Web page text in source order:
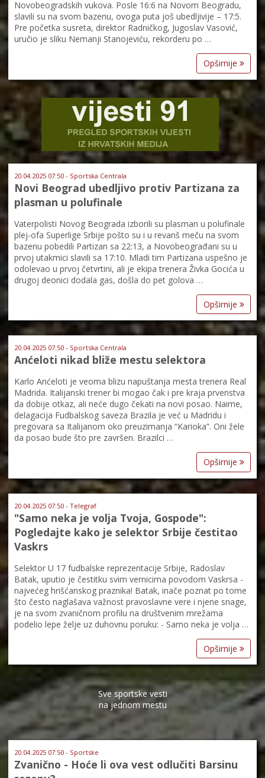
Novobeogradskih vukova. Posle 16:6 na Novom Beogradu,
slavili su na svom bazenu, ovoga puta još ubedljivije – 17:5.
Pre početka susreta, direktor Radničkog, Jugoslav Vasović,
uručio je sliku Nemanji Stanojeviću, rekorderu po …
Opširnije
20.04.2025 07:50 - Sportska Centrala
Novi Beograd ubedljivo protiv Partizana za
plasman u polufinale
Vaterpolisti Novog Beograda izborili su plasman u polufinale
plej-ofa Superlige Srbije pošto su i u revanš meču na svom
bazenu pobedili Partizan sa 22:13, a Novobeograđani su u
prvoj utakmici slavili sa 17:10. Mladi tim Partizana uspešno je
odolevao u prvoj četvrtini, ali je ekipa trenera Živka Gocića u
drugoj deonici dodala gas, došla do pet golova …
Opširnije
20.04.2025 07:50 - Sportska Centrala
Anćeloti nikad bliže mestu selektora
Karlo Anćeloti je veoma blizu napuštanja mesta trenera Real
Madrida. Italijanski trener bi mogao čak i pre kraja prvenstva
da dobije otkaz, ali neće dugo čekati na novi posao. Naime,
delagacija Fudbalskog saveza Brazila je već u Madridu i
pregovara sa Italijanom oko preuzimanja “Karioka”. Oni žele
da posao bude što pre završen. Brazilci …
Opširnije
20.04.2025 07:50 - Telegraf
"Samo neka je volja Tvoja, Gospode":
Pogledajte kako je selektor Srbije čestitao
Vaskrs
Selektor U 17 fudbalske reprezentacije Srbije, Radoslav
Batak, uputio je čestitku svim vernicima povodom Vaskrsa -
najvećeg hrišćanskog praznika! Batak, inače poznat po tome
što često naglašava važnost pravoslavne vere i njene snage,
je na svom zvaničnom profilu na društvenim mrežama
podelio lepe želje uz duhovnu poruku: - Samo neka je volja …
Opširnije
Sve sportske vesti
na jednom mestu
20.04.2025 07:50 - Sportske
Zvanično - Hoće li ova vest odlučiti Barsinu